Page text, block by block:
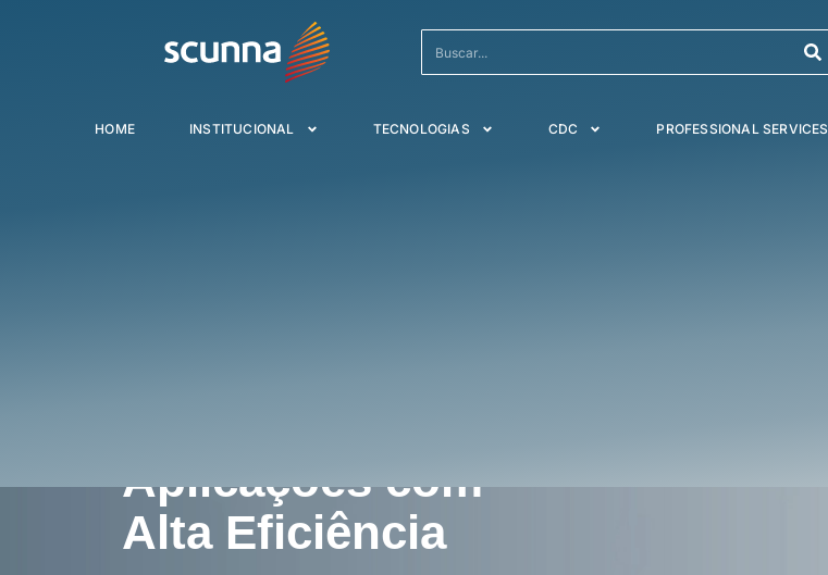
HOME INSTITUCIONAL TECNOLOGIAS CDC PROFESSIONAL SERVICES
Aplicações com
Alta Eficiência